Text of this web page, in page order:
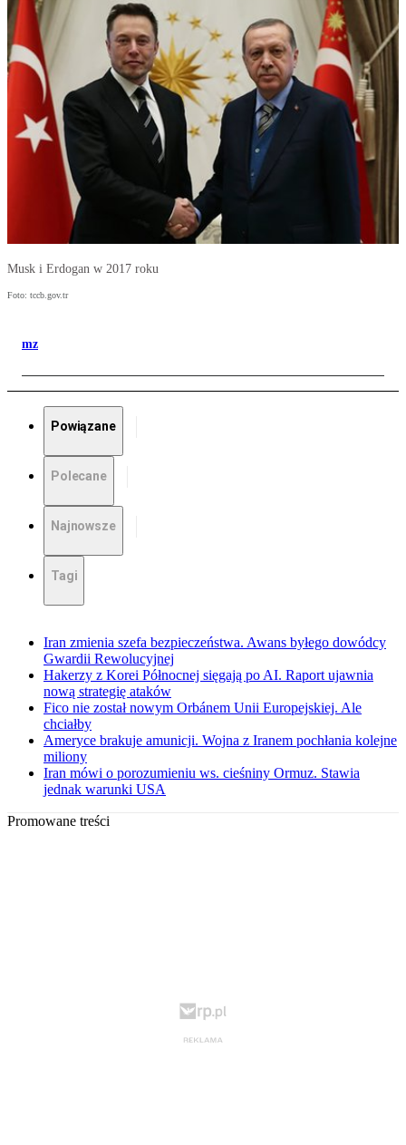
Musk i Erdogan w 2017 roku
Foto: tccb.gov.tr
mz
Powiązane
Polecane
Najnowsze
Tagi
Iran zmienia szefa bezpieczeństwa. Awans byłego dowódcy
Gwardii Rewolucyjnej
Hakerzy z Korei Północnej sięgają po AI. Raport ujawnia
nową strategię ataków
Fico nie został nowym Orbánem Unii Europejskiej. Ale
chciałby
Ameryce brakuje amunicji. Wojna z Iranem pochłania kolejne
miliony
Iran mówi o porozumieniu ws. cieśniny Ormuz. Stawia
jednak warunki USA
Promowane treści